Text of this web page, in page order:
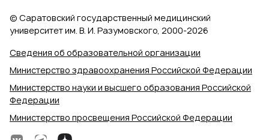
Сведения об образовательной организации
Министерство здравоохранения Российской Федерации
Министерство науки и высшего образования Российской
Федерации
Министерство просвещения Российской Федерации
© Саратовский государственный медицинский
университет им. В. И. Разумовского, 2000‑2026